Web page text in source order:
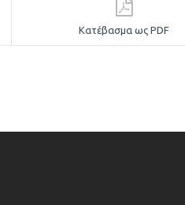
Κατέβασμα ως PDF